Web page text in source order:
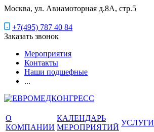
Москва, ул. Авиамоторная д.8А, стр.5
+7(495) 787 40 84
Заказать звонок
Мероприятия
Контакты
Наши подшефные
...
О
КОМПАНИИ
КАЛЕНДАРЬ
МЕРОПРИЯТИЙ
УСЛУГИ